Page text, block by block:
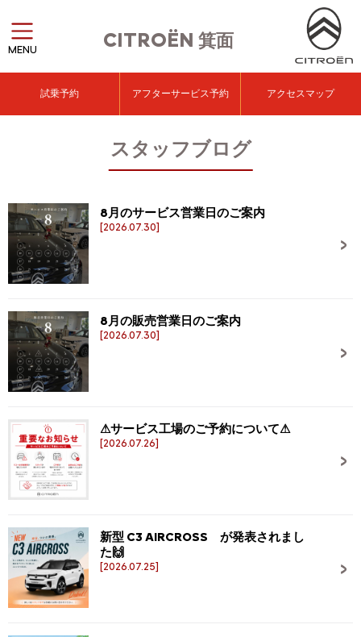
CITROËN 箕面
MENU
試乗予約 アフターサービス予約 アクセスマップ
スタッフブログ
8月のサービス営業日のご案内
[2026.07.30]
8月の販売営業日のご案内
[2026.07.30]
⚠サービス工場のご予約について⚠
[2026.07.26]
新型 C3 AIRCROSS が発表されまし
た🙌
[2026.07.25]